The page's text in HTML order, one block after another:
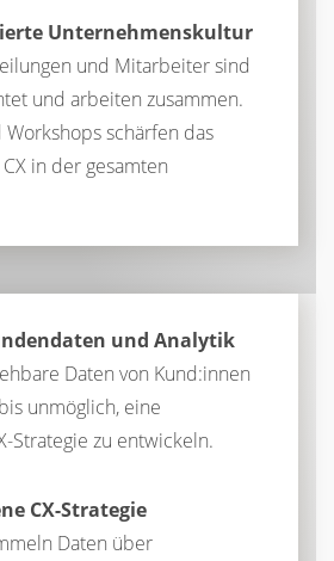
Unternehmenskultur
und Mitarbeiter sind
und arbeiten zusammen.
schärfen das
in der gesamten
und Analytik
Daten von Kund:innen
unmöglich, eine
Strategie zu entwickeln.
CX-Strategie
Daten über